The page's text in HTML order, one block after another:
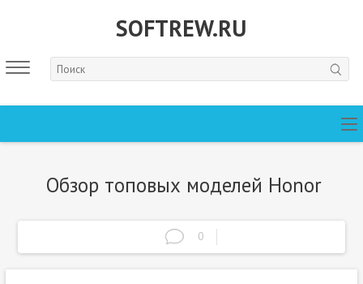
SOFTREW.RU
Обзор топовых моделей Honor
0